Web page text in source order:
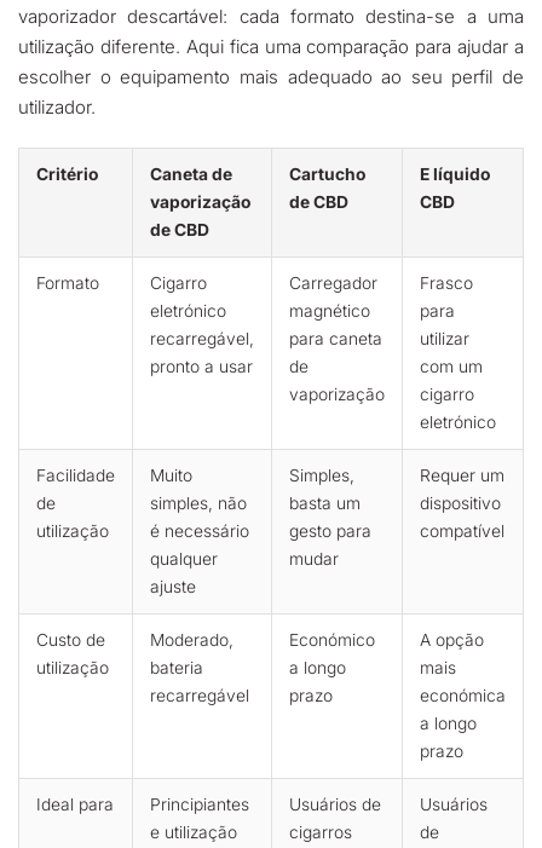
vaporizador descartável: cada formato destina-se a uma
utilização diferente. Aqui fica uma comparação para ajudar a
escolher o equipamento mais adequado ao seu perfil de
utilizador.
Critério
Caneta de
vaporização
de CBD
Cartucho
de CBD
E líquido
CBD
Formato
Cigarro
eletrónico
recarregável,
pronto a usar
Carregador
magnético
para caneta
de
vaporização
Frasco
para
utilizar
com um
cigarro
eletrónico
Facilidade
de
utilização
Muito
simples, não
é necessário
qualquer
ajuste
Simples,
basta um
gesto para
mudar
Requer um
dispositivo
compatível
Custo de
utilização
Moderado,
bateria
recarregável
Económico
a longo
prazo
A opção
mais
económica
a longo
prazo
Ideal para
Principiantes
e utilização
Usuários de
cigarros
Usuários
de